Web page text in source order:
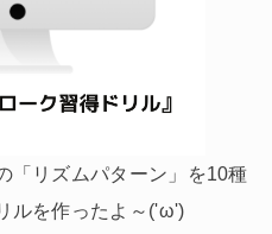
「リズムパターン」を10種
ルを作ったよ～('ω')